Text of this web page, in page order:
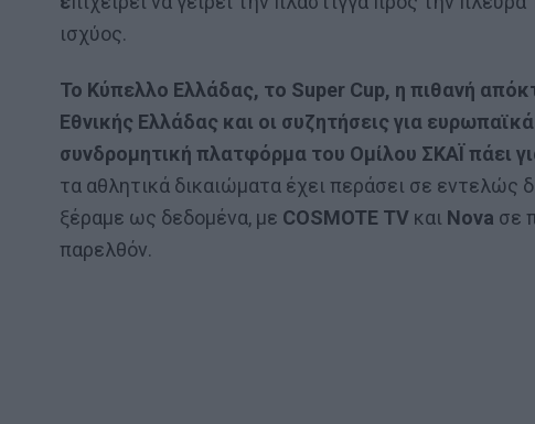
ισχύος.
Το Κύπελλο Ελλάδας, το Super Cup, η πιθανή
Εθνικής Ελλάδας και οι συζητήσεις για
συνδρομητική πλατφόρμα του Ομίλου ΣΚΑΪ πάει
τα αθλητικά δικαιώματα έχει περάσει σε εντελώς
ξέραμε ως δεδομένα, με COSMOTE TV και Nova σε
παρελθόν.